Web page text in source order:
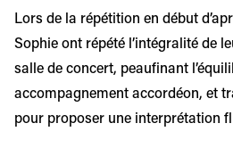
Lors de la répétition en début
Sophie ont répété l’intégralité de
salle de concert, peaufinant
accompagnement accordéon, et
pour proposer une interprétation